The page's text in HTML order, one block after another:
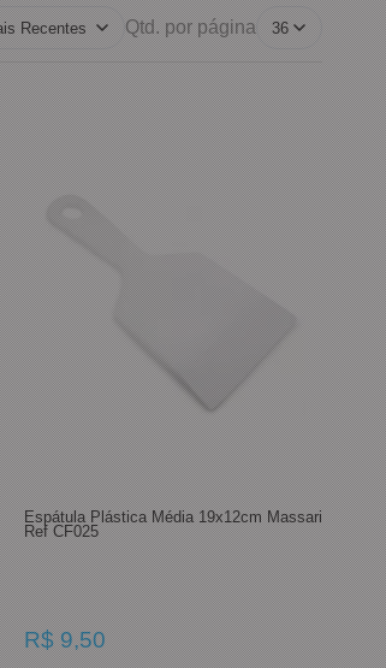
Qtd. por página
Espátula Plástica Média 19x12cm Massari
Ref CF025
R$ 9,50